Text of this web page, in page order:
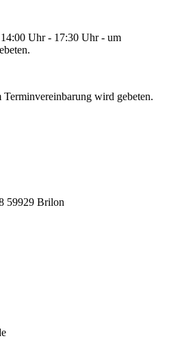
Uhr - 17:30 Uhr - um
wird gebeten.
59929 Brilon